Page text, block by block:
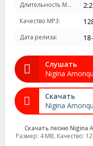
Длительность MP3:
Качество MP3:
Дата релиза:
Слушать
Nigina
Скачать
Nigina
Скачать песню Nigina
Размер: 4 MB, Качество: